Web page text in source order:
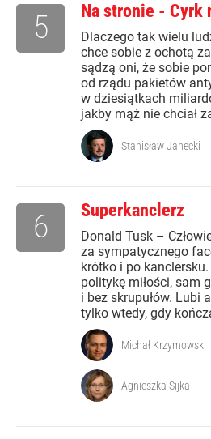
Na stronie - Cyrk
Dlaczego tak wielu
chce sobie z ochotą
sądzą oni, że sobie
od rządu pakietów
w dziesiątkach
jakby mąż nie chciał
5
Stanisław Janecki
Superkanclerz
Donald Tusk –
za sympatycznego
krótko i po
politykę miłości, sam
i bez skrupułów. Lubi
tylko wtedy, gdy
6
Michał Krzymowski
Agnieszka Sijka